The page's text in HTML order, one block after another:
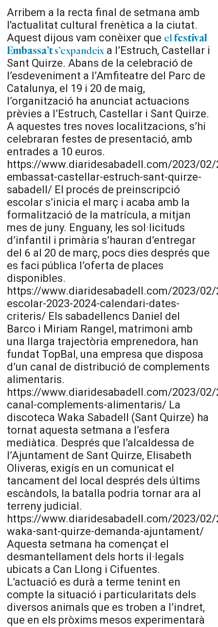
Arribem a la recta final de setmana amb
l'actualitat cultural frenètica a la ciutat.
Aquest dijous vam conèixer que elfestival
Embassa’ts’expandeix a l’Estruch, Castellar i
Sant Quirze. Abans de la celebració de
l’esdeveniment a l’Amfiteatre del Parc de
Catalunya, el 19 i 20 de maig,
l’organització ha anunciat actuacions
prèvies a l’Estruch, Castellar i Sant Quirze.
A aquestes tres noves localitzacions, s’hi
celebraran festes de presentació, amb
entrades a 10 euros.
https://www.diaridesabadell.com/2023/
embassat-castellar-estruch-sant-quirze-
sabadell/ El procés de preinscripció
escolar s’inicia el març i acaba amb la
formalització de la matrícula, a mitjan
mes de juny. Enguany, les sol·licituds
d’infantil i primària s’hauran d’entregar
del 6 al 20 de març, pocs dies després que
es faci pública l’oferta de places
disponibles.
https://www.diaridesabadell.com/2023/
escolar-2023-2024-calendari-dates-
criteris/ Els sabadellencs Daniel del
Barco i Miriam Rangel, matrimoni amb
una llarga trajectòria emprenedora, han
fundat TopBal, una empresa que disposa
d’un canal de distribució de complements
alimentaris.
https://www.diaridesabadell.com/2023/
canal-complements-alimentaris/ La
discoteca Waka Sabadell (Sant Quirze) ha
tornat aquesta setmana a l’esfera
mediàtica. Després que l’alcaldessa de
l’Ajuntament de Sant Quirze, Elisabeth
Oliveras, exigís en un comunicat el
tancament del local després dels últims
escàndols, la batalla podria tornar ara al
terreny judicial.
https://www.diaridesabadell.com/2023/
waka-sant-quirze-demanda-ajuntament/
Aquesta setmana ha començat el
desmantellament dels horts il·legals
ubicats a Can Llong i Cifuentes.
L’actuació es durà a terme tenint en
compte la situació i particularitats dels
diversos animals que es troben a l’indret,
que en els pròxims mesos experimentarà